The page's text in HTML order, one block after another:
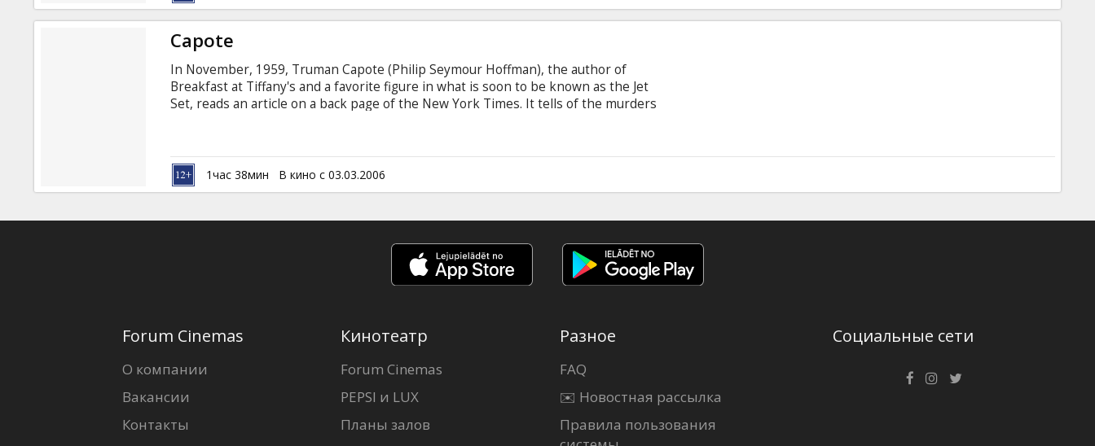
Capote
In November, 1959, Truman Capote (Philip Seymour Hoffman), the author of
Breakfast at Tiffany's and a favorite figure in what is soon to be known as the Jet
Set, reads an article on a back page of the New York Times. It tells of the murders
one catches Capote's eye. It presents an opportunity, he believes, to test his
long-held theory that, in the hands of the right writer, non-fiction can be as
compelling as fiction.
1час 38мин В кино с 03.03.2006
Forum Cinemas
О компании
Вакансии
Контакты
Кинотеатр
Forum Cinemas
PEPSI и LUX
Планы залов
Разное
FAQ
✉️ Новостная рассылка
Правила пользования
Социальные сети